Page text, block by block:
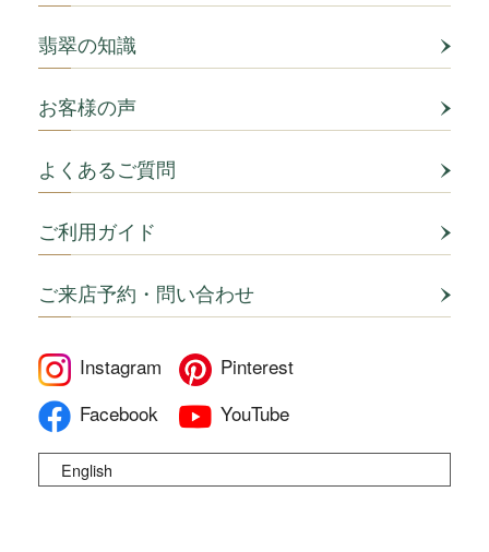
翡翠の知識
お客様の声
よくあるご質問
ご利用ガイド
ご来店予約・問い合わせ
Instagram
Pinterest
Facebook
YouTube
English